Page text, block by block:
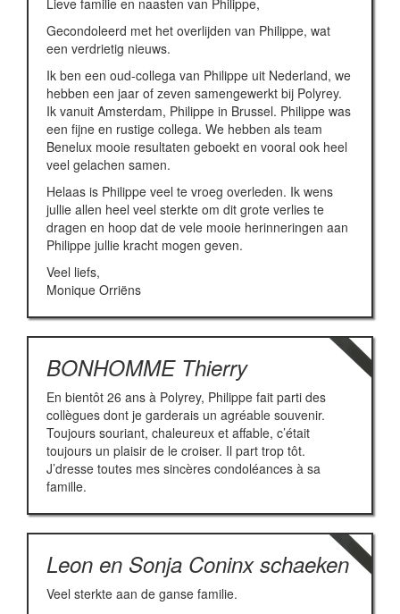
Lieve familie en naasten van Philippe,
Gecondoleerd met het overlijden van Philippe, wat
een verdrietig nieuws.
Ik ben een oud-collega van Philippe uit Nederland, we
hebben een jaar of zeven samengewerkt bij Polyrey.
Ik vanuit Amsterdam, Philippe in Brussel. Philippe was
een fijne en rustige collega. We hebben als team
Benelux mooie resultaten geboekt en vooral ook heel
veel gelachen samen.
Helaas is Philippe veel te vroeg overleden. Ik wens
jullie allen heel veel sterkte om dit grote verlies te
dragen en hoop dat de vele mooie herinneringen aan
Philippe jullie kracht mogen geven.
Veel liefs,
Monique Orriëns
BONHOMME Thierry
En bientôt 26 ans à Polyrey, Philippe fait parti des
collègues dont je garderais un agréable souvenir.
Toujours souriant, chaleureux et affable, c’était
toujours un plaisir de le croiser. Il part trop tôt.
J’dresse toutes mes sincères condoléances à sa
famille.
Leon en Sonja Coninx schaeken
Veel sterkte aan de ganse familie.